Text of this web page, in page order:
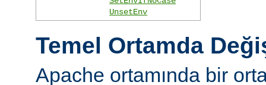
UnsetEnv
Temel Ortamda
Apache ortamında bir